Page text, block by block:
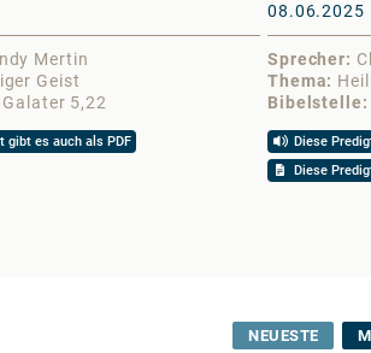
Mertin
Geist
Galater 5,22
gibt es auch als PDF
08.06.2025
Sprecher
Thema
Bibelstelle
Diese
Diese
NEUESTE